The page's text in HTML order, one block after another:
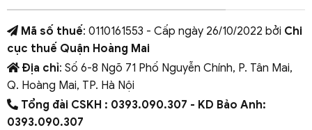
Mã số thuế: 0110161553 - Cấp ngày 26/10/2022 bởi Chi
cục thuế Quận Hoàng Mai
Địa chỉ: Số 6-8 Ngõ 71 Phố Nguyễn Chính, P. Tân Mai,
Q. Hoàng Mai, TP. Hà Nội
Tổng đài CSKH : 0393.090.307 - KD Bảo Anh:
0393.090.307